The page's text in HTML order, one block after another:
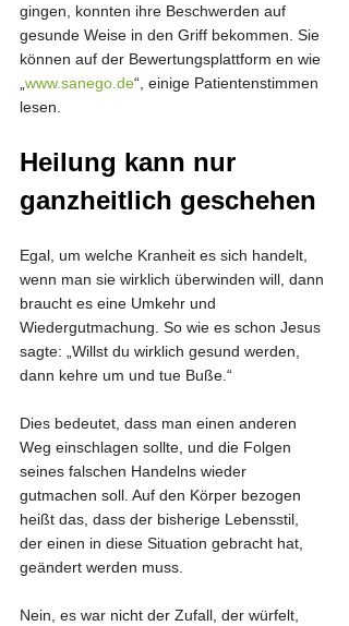
gingen, konnten ihre Beschwerden auf
gesunde Weise in den Griff bekommen. Sie
können auf der Bewertungsplattform en wie
„www.sanego.de“, einige Patientenstimmen
lesen.
Heilung kann nur
ganzheitlich geschehen
Egal, um welche Kranheit es sich handelt,
wenn man sie wirklich überwinden will, dann
braucht es eine Umkehr und
Wiedergutmachung. So wie es schon Jesus
sagte: „Willst du wirklich gesund werden,
dann kehre um und tue Buße.“
Dies bedeutet, dass man einen anderen
Weg einschlagen sollte, und die Folgen
seines falschen Handelns wieder
gutmachen soll. Auf den Körper bezogen
heißt das, dass der bisherige Lebensstil,
der einen in diese Situation gebracht hat,
geändert werden muss.
Nein, es war nicht der Zufall, der würfelt,